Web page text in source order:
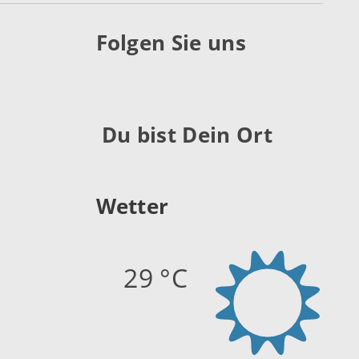
Folgen Sie uns
Du bist Dein Ort
Wetter
29 °C